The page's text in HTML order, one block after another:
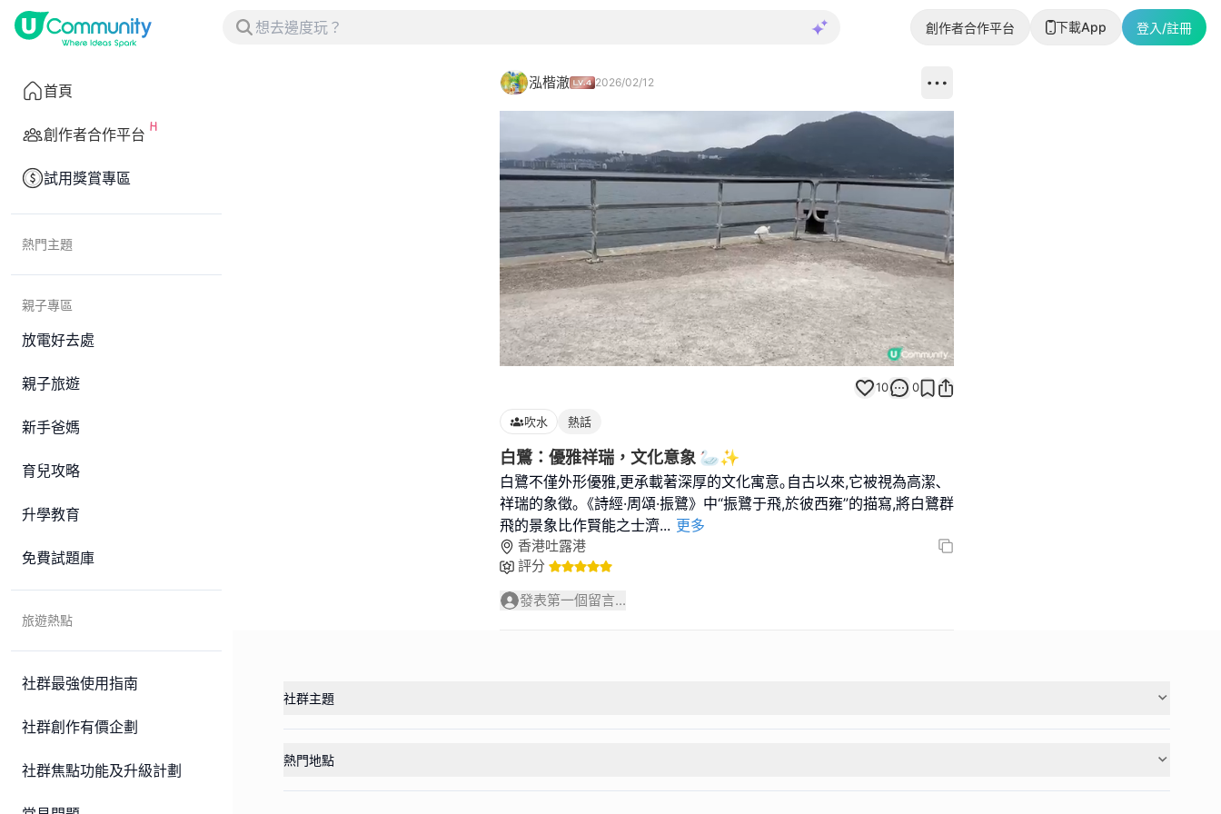
創作者合作平台 下載App 登入/註冊
首頁
創作者合作平台
試用獎賞專區
熱門主題
親子專區
放電好去處
親子旅遊
新手爸媽
育兒攻略
升學教育
免費試題庫
旅遊熱點
社群最強使用指南
社群創作有價企劃
社群焦點功能及升級計劃
泓楷澈 2026/02/12
Loaded:
100.00%
Unmute
10 0
吹水 熱話
白鷺：優雅祥瑞，文化意象 🦢✨
白鷺不僅外形優雅,更承載著深厚的文化寓意｡自古以來,它被視為高潔､
祥瑞的象徵｡《詩經·周頌·振鷺》中“振鷺于飛,於彼西雍”的描寫,將白鷺群
飛的景象比作賢能之士濟... 更多
香港吐露港
評分
發表第一個留言...
社群主題
熱門地點